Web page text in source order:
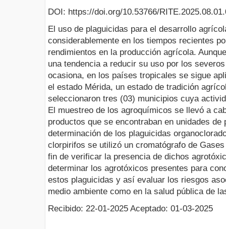
DOI: https://doi.org/10.53766/
El uso de plaguicidas para el desarrollo
considerablemente en los tiempos recientes
rendimientos en la producción agrícola.
una tendencia a reducir su uso por los
ocasiona, en los países tropicales se sigue
el estado Mérida, un estado de tradición
seleccionaron tres (03) municipios cuya
El muestreo de los agroquímicos se llevó a
productos que se encontraban en unidades de
determinación de los plaguicidas
clorpirifos se utilizó un cromatógrafo de
fin de verificar la presencia de dichos
determinar los agrotóxicos presentes para
estos plaguicidas y así evaluar los riesgos
medio ambiente como en la salud pública de
Recibido: 22-01-2025 Aceptado: 01-03-2025